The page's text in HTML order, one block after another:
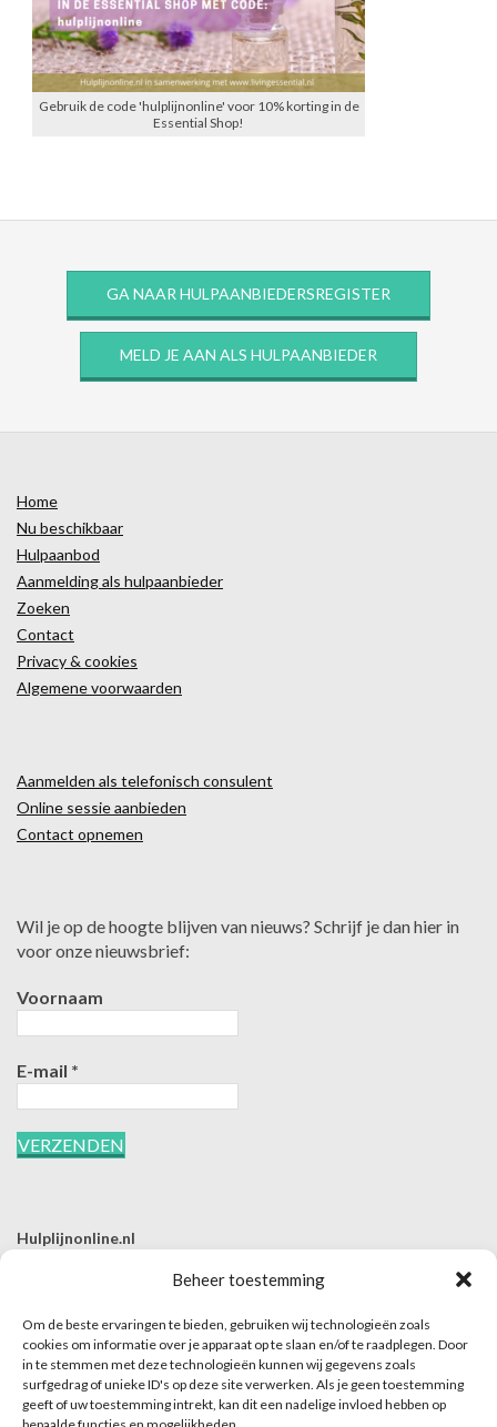
Beheer toestemming
Om de beste ervaringen te bieden, gebruiken wij technologieën zoals
cookies om informatie over je apparaat op te slaan en/of te raadplegen. Door
in te stemmen met deze technologieën kunnen wij gegevens zoals
surfgedrag of unieke ID's op deze site verwerken. Als je geen toestemming
geeft of uw toestemming intrekt, kan dit een nadelige invloed hebben op
Gebruik de code 'hulplijnonline' voor 10% korting in de
Essential Shop!
GA NAAR HULPAANBIEDERSREGISTER
MELD JE AAN ALS HULPAANBIEDER
Home
Nu beschikbaar
Hulpaanbod
Aanmelding als hulpaanbieder
Zoeken
Contact
Privacy & cookies
Algemene voorwaarden
Aanmelden als telefonisch consulent
Online sessie aanbieden
Contact opnemen
Wil je op de hoogte blijven van nieuws? Schrijf je dan hier in
voor onze nieuwsbrief:
Voornaam
E-mail *
Hulplijnonline.nl
E | info@hulplijnonline.nl
Contactformulier
Over Hulplijnonline.nl
Het team van Hulplijnonline.nl